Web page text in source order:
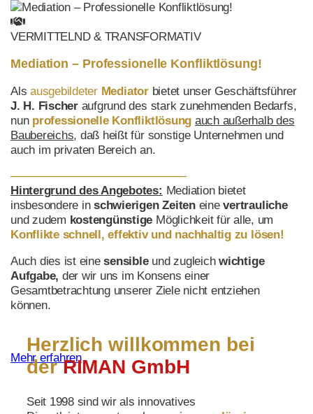
VERMITTELND & TRANSFORMATIV
Mediation – Professionelle Konfliktlösung!
Als ausgebildeter Mediatorbietet unser Geschäftsführer
J. H. Fischer aufgrund des stark zunehmenden Bedarfs,
nun professionelle Konfliktlösung auch außerhalb des
Baubereichs, daß heißt für sonstige Unternehmen und
auch im privaten Bereich an.
———————————————
Hintergrund des Angebotes: Mediation bietet
insbesondere inschwierigen Zeiteneinevertrauliche
und zudem kostengünstige Möglichkeit für alle, um
Konflikte schnell, effektiv und nachhaltig zu lösen!
Auch dies ist einesensible und zugleichwichtige
Aufgabe, der wir uns im Konsens einer
Gesamtbetrachtung unserer Ziele nicht entziehen
können.
Mehr erfahren
Herzlich willkommen bei
derRIMAN GmbH
Seit 1998 sind wir als innovatives